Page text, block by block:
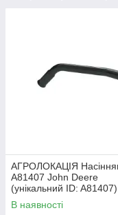
АГРОЛОКАЦІЯ
A81407 John Deere
(унікальний ID: A81407)
В наявності